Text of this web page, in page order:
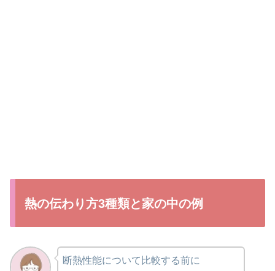
熱の伝わり方3種類と家の中の例
断熱性能について比較する前に